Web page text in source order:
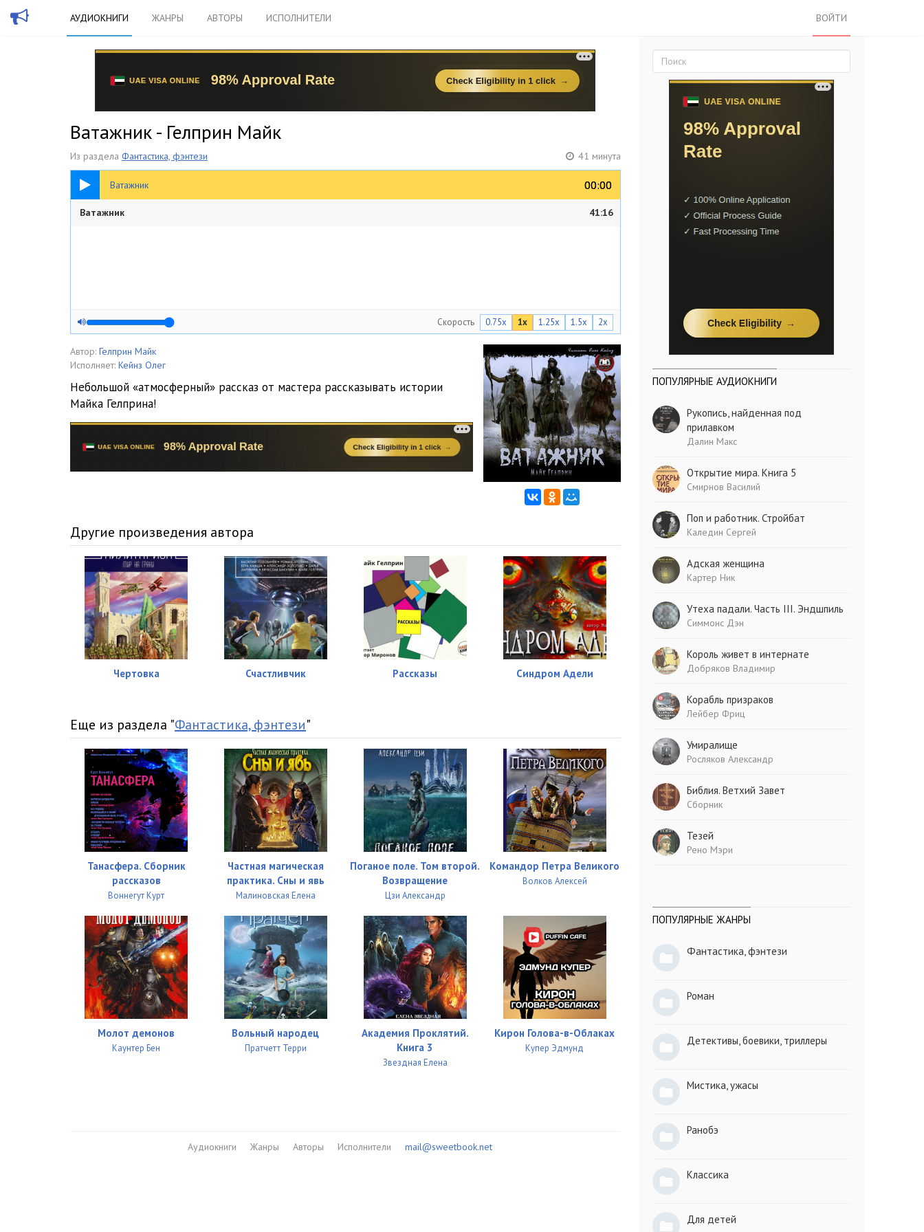
АУДИОКНИГИ ЖАНРЫ АВТОРЫ ИСПОЛНИТЕЛИ ВОЙТИ
Ватажник - Гелприн Майк
Из раздела Фантастика, фэнтези 41 минута
Ватажник 00:00
00:00
41:16
Ватажник 41:16
Скорость 0.75x 1x 1.25x 1.5x 2x
Автор: Гелприн Майк
Исполняет: Кейнз Олег
Небольшой «атмосферный» рассказ от мастера рассказывать истории
Майка Гелприна!
Другие произведения автора
Чертовка Счастливчик Рассказы Синдром Адели
Еще из раздела "Фантастика, фэнтези"
Танасфера. Сборник
рассказов
Воннегут Курт
Частная магическая
практика. Сны и явь
Малиновская Елена
Поганое поле. Том второй.
Возвращение
Цзи Александр
Командор Петра Великого
Волков Алексей
Молот демонов
Каунтер Бен
Вольный народец
Пратчетт Терри
Академия Проклятий.
Книга 3
Звездная Елена
Кирон Голова-в-Облаках
Купер Эдмунд
Аудиокниги Жанры Авторы Исполнители mail@sweetbook.net
ПОПУЛЯРНЫЕ АУДИОКНИГИ
Рукопись, найденная под
прилавком
Далин Макс
Открытие мира. Книга 5
Смирнов Василий
Поп и работник. Стройбат
Каледин Сергей
Адская женщина
Картер Ник
Утеха падали. Часть III. Эндшпиль
Симмонс Дэн
Король живет в интернате
Добряков Владимир
Корабль призраков
Лейбер Фриц
Умиралище
Росляков Александр
Библия. Ветхий Завет
Сборник
Тезей
Рено Мэри
ПОПУЛЯРНЫЕ ЖАНРЫ
Фантастика, фэнтези
Роман
Детективы, боевики, триллеры
Мистика, ужасы
Ранобэ
Классика
Для детей